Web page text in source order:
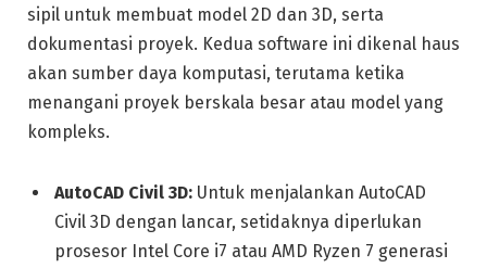
sipil untuk membuat model 2D dan 3D, serta
dokumentasi proyek. Kedua software ini dikenal haus
akan sumber daya komputasi, terutama ketika
menangani proyek berskala besar atau model yang
kompleks.
AutoCAD Civil 3D: Untuk menjalankan AutoCAD
Civil 3D dengan lancar, setidaknya diperlukan
prosesor Intel Core i7 atau AMD Ryzen 7 generasi